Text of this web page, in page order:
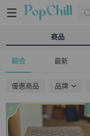
商品
綜合 最新
優惠商品 品牌